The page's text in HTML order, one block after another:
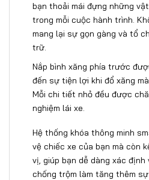
bạn thoải mái đựng những
trong mỗi cuộc hành trình.
mang lại sự gọn gàng và tổ
trữ.
Nắp bình xăng phía trước
đến sự tiện lợi khi đổ xăng
Mỗi chi tiết nhỏ đều được
nghiệm lái xe.
Hệ thống khóa thông minh
vệ chiếc xe của bạn mà còn
vị, giúp bạn dễ dàng xác
chống trộm làm tăng thêm